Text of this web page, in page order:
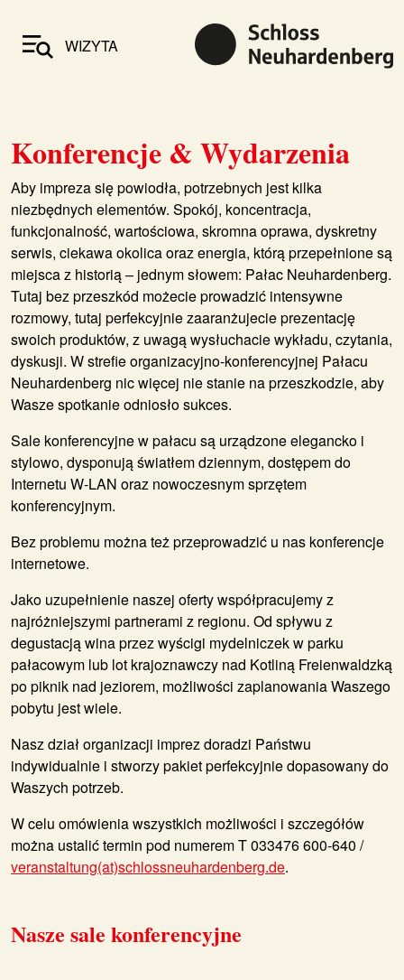
WIZYTA
Konferencje & Wydarzenia
Aby impreza się powiodła, potrzebnych jest kilka
niezbędnych elementów. Spokój, koncentracja,
funkcjonalność, wartościowa, skromna oprawa, dyskretny
serwis, ciekawa okolica oraz energia, którą przepełnione są
miejsca z historią – jednym słowem: Pałac Neuhardenberg.
Tutaj bez przeszkód możecie prowadzić intensywne
rozmowy, tutaj perfekcyjnie zaaranżujecie prezentację
swoich produktów, z uwagą wysłuchacie wykładu, czytania,
dyskusji. W strefie organizacyjno-konferencyjnej Pałacu
Neuhardenberg nic więcej nie stanie na przeszkodzie, aby
Wasze spotkanie odniosło sukces.
Sale konferencyjne w pałacu są urządzone elegancko i
stylowo, dysponują światłem dziennym, dostępem do
Internetu W-LAN oraz nowoczesnym sprzętem
konferencyjnym.
Bez problemu można też przeprowadzić u nas konferencje
internetowe.
Jako uzupełnienie naszej oferty współpracujemy z
najróżniejszymi partnerami z regionu. Od spływu z
degustacją wina przez wyścigi mydelniczek w parku
pałacowym lub lot krajoznawczy nad Kotliną Freienwaldzką
po piknik nad jeziorem, możliwości zaplanowania Waszego
pobytu jest wiele.
Nasz dział organizacji imprez doradzi Państwu
indywidualnie i stworzy pakiet perfekcyjnie dopasowany do
Waszych potrzeb.
W celu omówienia wszystkich możliwości i szczegółów
można ustalić termin pod numerem T 033476 600-640 /
veranstaltung(at)schlossneuhardenberg.de.
Nasze sale konferencyjne